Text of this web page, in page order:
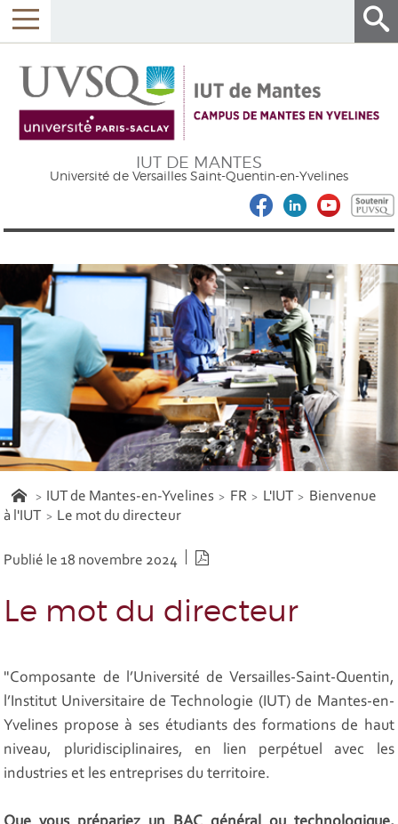
IUT DE MANTES
Université de Versailles Saint-Quentin-en-Yvelines
IUT de Mantes-en-Yvelines FR L'IUT
Bienvenue
à l'IUT
Le mot du directeur
Publié le 18 novembre 2024
Le mot du directeur
"Composante de l’Université de Versailles-Saint-Quentin,
l’Institut Universitaire de Technologie (IUT) de Mantes-en-
Yvelines propose à ses étudiants des formations de haut
niveau, pluridisciplinaires, en lien perpétuel avec les
industries et les entreprises du territoire.